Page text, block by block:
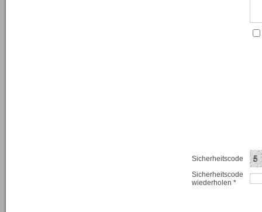
Sicherheitscode
Sicherheitscode
wiederholen *